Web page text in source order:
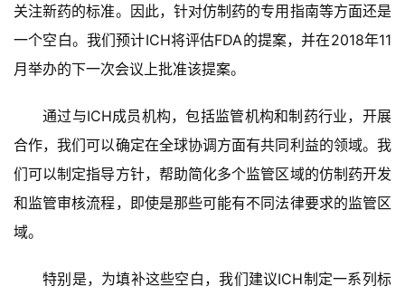
资
平
代
学
苑
A
登录 注册
关注新药的标准。因此，针对仿制药的专用指南等方面还是
一个空白。我们预计ICH将评估FDA的提案，并在2018年11
月举办的下一次会议上批准该提案。
通过与ICH成员机构，包括监管机构和制药行业，开展
合作，我们可以确定在全球协调方面有共同利益的领域。我
们可以制定指导方针，帮助简化多个监管区域的仿制药开发
和监管审核流程，即使是那些可能有不同法律要求的监管区
域。
特别是，为填补这些空白，我们建议ICH制定一系列标